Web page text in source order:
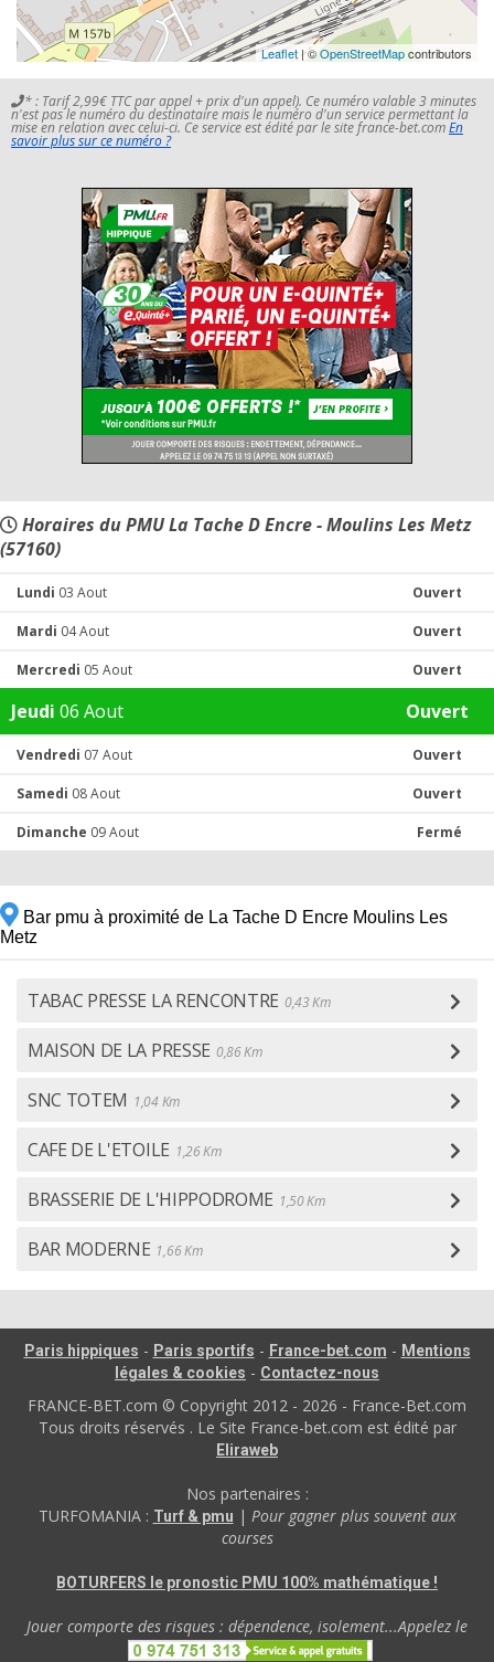
Leaflet| ©OpenStreetMapcontributors
* : Tarif 2,99€ TTC par appel + prix d'un appel). Ce numéro valable 3 minutes
n'est pas le numéro du destinataire mais le numéro d'un service permettant la
mise en relation avec celui-ci. Ce service est édité par le site france-bet.comEn
savoir plus sur ce numéro ?
Horaires du PMU La Tache D Encre - Moulins Les Metz
(57160)
Lundi 03 Aout Ouvert
Mardi 04 Aout Ouvert
Mercredi 05 Aout Ouvert
Jeudi 06 Aout Ouvert
Vendredi 07 Aout Ouvert
Samedi 08 Aout Ouvert
Dimanche 09 Aout Fermé
Bar pmu à proximité de La Tache D Encre Moulins Les
Metz
TABAC PRESSE LA RENCONTRE 0,43 Km
MAISON DE LA PRESSE 0,86 Km
SNC TOTEM 1,04 Km
CAFE DE L'ETOILE 1,26 Km
BRASSERIE DE L'HIPPODROME 1,50 Km
BAR MODERNE 1,66 Km
Paris hippiques - Paris sportifs - France-bet.com - Mentions
légales & cookies - Contactez-nous
FRANCE-BET.com © Copyright 2012 - 2026 - France-Bet.com
Tous droits réservés . Le Site France-bet.com est édité par
Eliraweb
Nos partenaires :
TURFOMANIA : Turf & pmu | Pour gagner plus souvent aux
courses
BOTURFERS le pronostic PMU 100% mathématique !
Jouer comporte des risques : dépendence, isolement...Appelez le